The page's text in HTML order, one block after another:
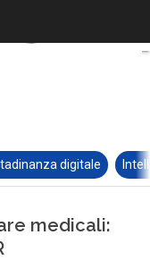
digitale
medicali: